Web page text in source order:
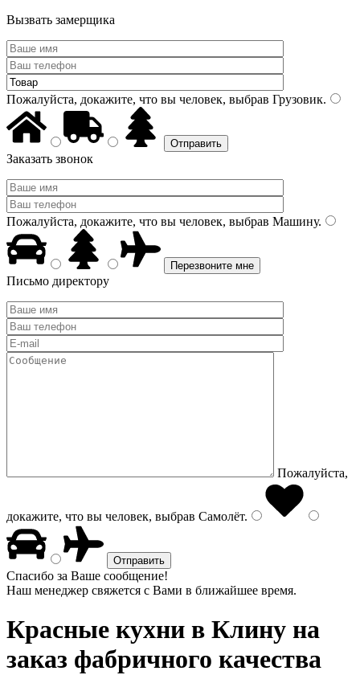
Вызвать замерщика
Пожалуйста, докажите, что вы человек, выбрав Грузовик.
Заказать звонок
Пожалуйста, докажите, что вы человек, выбрав Машину.
Письмо директору
Пожалуйста,
докажите, что вы человек, выбрав Самолёт.
Спасибо за Ваше сообщение!
Наш менеджер свяжется с Вами в ближайшее время.
Красные кухни в Клину на
заказ фабричного качества